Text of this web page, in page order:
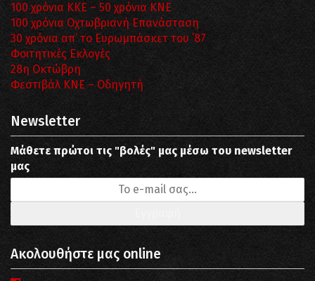
100 χρόνια ΚΚΕ – 50 χρόνια ΚΝΕ
100 χρόνια Οχτωβριανή Επανάσταση
30 χρόνια απ’ το Ευρωμπάσκετ του ΄87
Φοιτητικές Εκλογές
28η Οκτώβρη
Φεστιβάλ ΚΝΕ – Οδηγητή
Newsletter
Μάθετε πρώτοι τις "βολές" μας μέσω του newsletter
μας
Ακολουθήστε μας online